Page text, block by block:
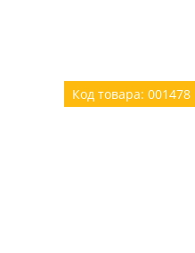
Код товара: 001478